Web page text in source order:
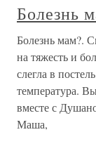
Болезнь
Болезнь мам?.
на тяжесть и
слегла в
температура.
вместе с
Маша,